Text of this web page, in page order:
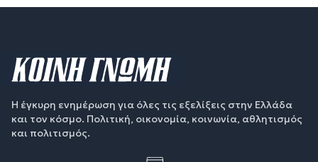
Η έγκυρη ενημέρωση για όλες τις εξελίξεις στην Ελλάδα
και τον κόσμο. Πολιτική, οικονομία, κοινωνία, αθλητισμός
και πολιτισμός.